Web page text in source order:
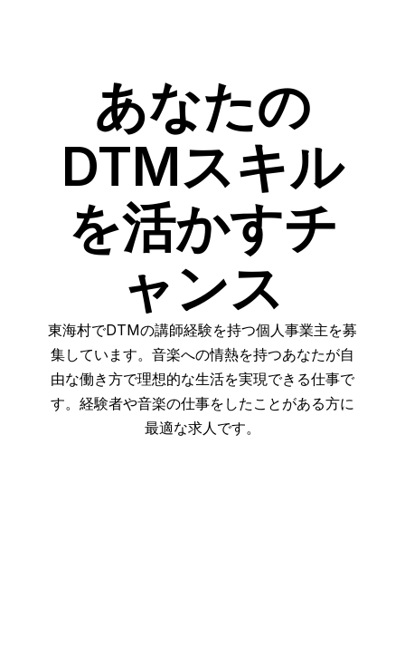
あなたの
DTMスキル
を活かすチ
ャンス
東海村でDTMの講師経験を持つ個人事業主を募
集しています。音楽への情熱を持つあなたが自
由な働き方で理想的な生活を実現できる仕事で
す。経験者や音楽の仕事をしたことがある方に
最適な求人です。